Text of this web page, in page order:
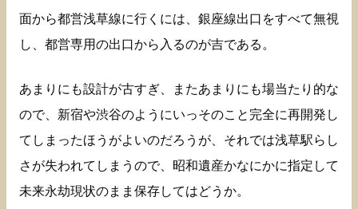
面から都営浅草線に行くには、銀座線出口をすべて無視
し、都営専用の出口から入るのが吉である。
あまりにも設計が古すぎ、またあまりにも場当たり的な
ので、新宿や渋谷のようにいっそのこと完全に再開発し
てしまったほうがよいのだろうが、それでは浅草駅らし
さが失われてしまうので、昭和遺産かなにかに指定して
未来永劫現状のまま保存してはどうか。